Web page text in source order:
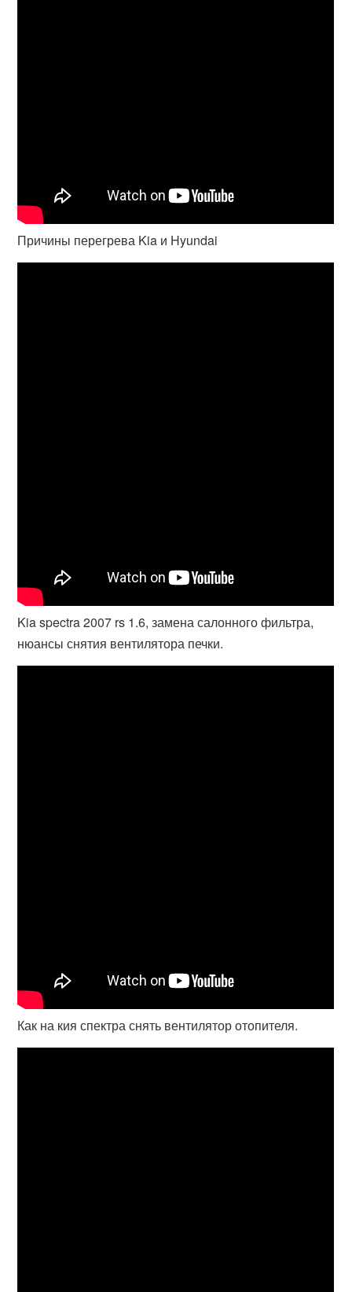
Причины перегрева Kia и Hyundai
Kia spectra 2007 rs 1.6, замена салонного фильтра,
нюансы снятия вентилятора печки.
Как на кия спектра снять вентилятор отопителя.